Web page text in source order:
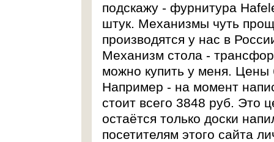
подскажу - фурнитура
штук. Механизмы чуть
производятся у нас в
Механизм стола -
можно купить у меня.
Например - на момент
стоит всего 3848 руб. Это
остаётся только доски
посетителям этого сайта